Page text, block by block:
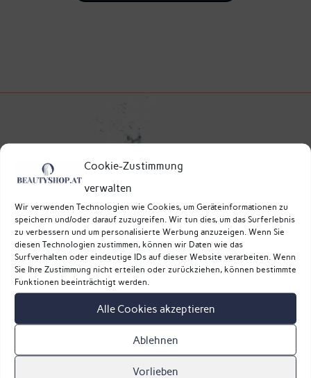
Cookie-Zustimmung
verwalten
Wir verwenden Technologien wie Cookies, um Geräteinformationen zu
speichern und/oder darauf zuzugreifen. Wir tun dies, um das Surferlebnis
zu verbessern und um personalisierte Werbung anzuzeigen. Wenn Sie
diesen Technologien zustimmen, können wir Daten wie das
Surfverhalten oder eindeutige IDs auf dieser Website verarbeiten. Wenn
Sie Ihre Zustimmung nicht erteilen oder zurückziehen, können bestimmte
Funktionen beeinträchtigt werden.
Alle Cookies akzeptieren
Ablehnen
Vorlieben